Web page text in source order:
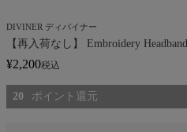
DIVINER ディバイナー
【再入荷なし】 Embroidery Headband
¥2,200税込
20